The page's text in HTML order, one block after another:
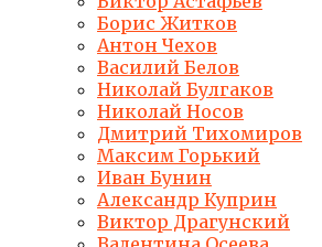
Борис Житков
Антон Чехов
Василий Белов
Николай Булгаков
Николай Носов
Дмитрий Тихомиров
Максим Горький
Иван Бунин
Александр Куприн
Виктор Драгунский